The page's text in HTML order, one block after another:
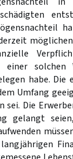
einer
habe.
Umfang
sei. Die
gelangt